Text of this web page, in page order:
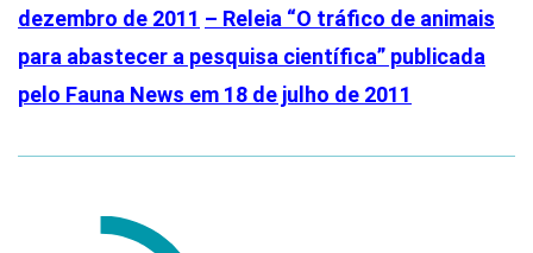
dezembro de 2011 – Releia “O tráfico de animais
para abastecer a pesquisa científica” publicada
pelo Fauna News em 18 de julho de 2011